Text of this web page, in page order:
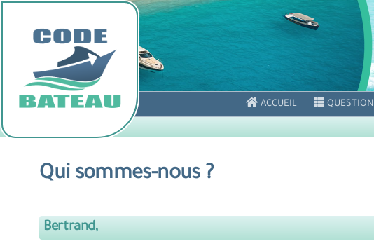
ACCUEIL
Qui sommes-nous ?
Bertrand,